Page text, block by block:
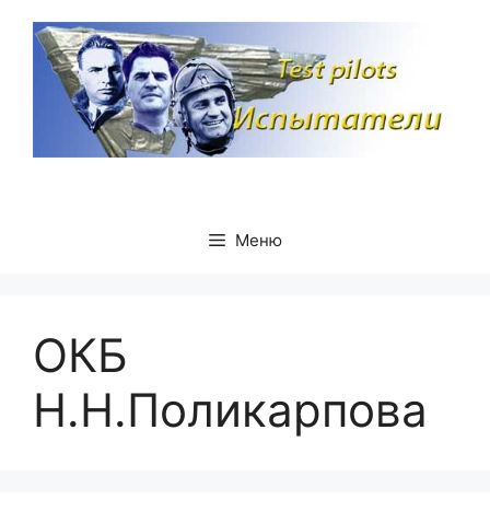
содержимому
Меню
ОКБ
Н.Н.Поликарпова